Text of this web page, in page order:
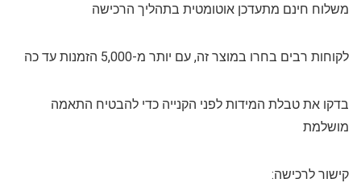
משלוח חינם מתעדכן אוטומטית בתהליך הרכישה
לקוחות רבים בחרו במוצר זה, עם יותר מ-5,000 הזמנות עד כה
בדקו את טבלת המידות לפני הקנייה כדי להבטיח התאמה
מושלמת
קישור לרכישה: